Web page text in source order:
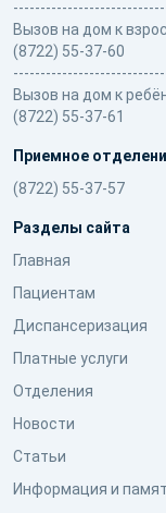
Вызов на дом к
(8722) 55-37-60
Вызов на дом к
(8722) 55-37-61
Приемное
(8722) 55-37-57
Разделы сайта
Главная
Пациентам
Диспансеризация
Платные услуги
Отделения
Новости
Статьи
Информация и